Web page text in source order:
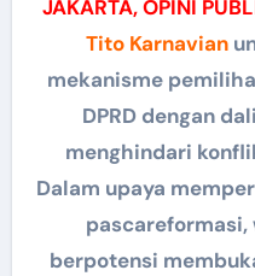
JAKARTA, OPINI
Tito Karnavian
mekanisme
DPRD dengan
menghindari
Dalam upaya
pascareformasi,
berpotensi